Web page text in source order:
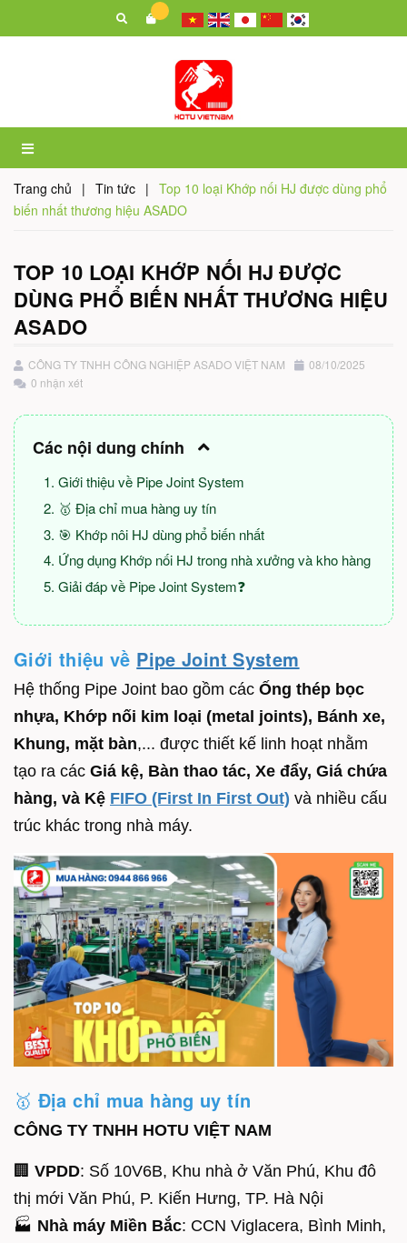
Trang chủ | Tin tức | Top 10 loại Khớp nối HJ được dùng phổ
biến nhất thương hiệu ASADO
TOP 10 LOẠI KHỚP NỐI HJ ĐƯỢC
DÙNG PHỔ BIẾN NHẤT THƯƠNG HIỆU
ASADO
CÔNG TY TNHH CÔNG NGHIỆP ASADO VIỆT NAM
08/10/2025
0 nhận xét
Các nội dung chính
Giới thiệu về Pipe Joint System
🥇 Địa chỉ mua hàng uy tín
🎯 Khớp nôi HJ dùng phổ biến nhất
Ứng dụng Khớp nối HJ trong nhà xưởng và kho hàng
Giải đáp về Pipe Joint System❓
Giới thiệu về Pipe Joint System
Hệ thống Pipe Joint bao gồm các Ống thép bọc
nhựa, Khớp nối kim loại (metal joints), Bánh xe,
Khung, mặt bàn,... được thiết kế linh hoạt nhằm
tạo ra các Giá kệ, Bàn thao tác, Xe đẩy, Giá chứa
hàng, và Kệ FIFO (First In First Out) và nhiều cấu
trúc khác trong nhà máy.
🥇 Địa chỉ mua hàng uy tín
CÔNG TY TNHH HOTU VIỆT NAM
🏢 VPDD: Số 10V6B, Khu nhà ở Văn Phú, Khu đô
thị mới Văn Phú, P. Kiến Hưng, TP. Hà Nội
🏭 Nhà máy Miền Bắc: CCN Viglacera, Bình Minh,